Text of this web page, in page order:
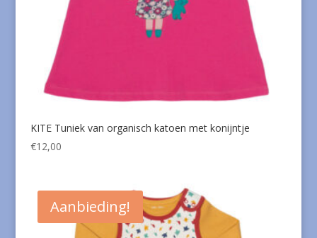
KITE Tuniek van organisch katoen met konijntje
€12,00
Aanbieding!